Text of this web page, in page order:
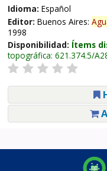
Idioma: Español
Editor: Buenos Aires:
1998
Disponibilidad: Ítems
topográfica: 621.374.5/